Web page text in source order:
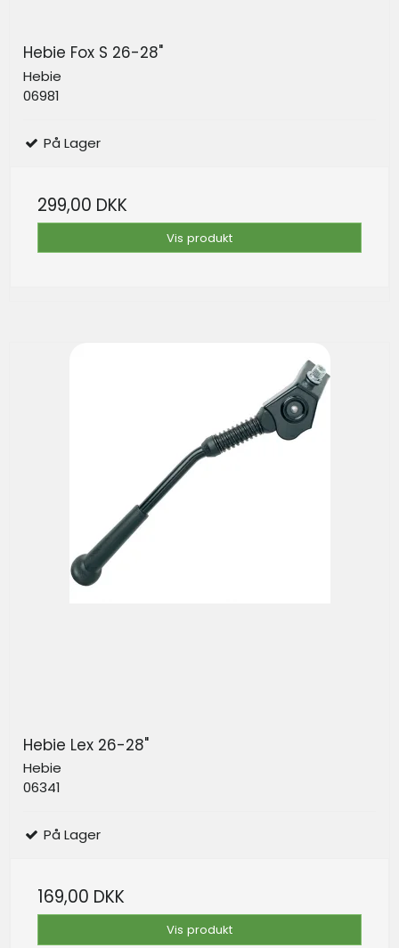
Hebie Fox S 26-28"
Hebie
06981
På Lager
299,00 DKK
Vis produkt
Hebie Lex 26-28"
Hebie
06341
På Lager
169,00 DKK
Vis produkt